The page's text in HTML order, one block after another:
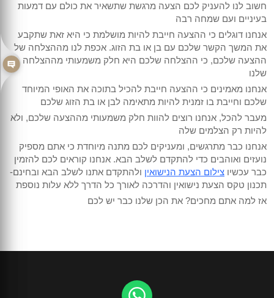
חשוב לנו להעניק לכם הצעה מרגשת שתשאיר את כולם עם דמעות
בעיניים ועם שמחה רבה
אנחנו דוגלים כי ההצעה חייבת להיות מושלמת כי היא זאת שתקבע
את המשך הקשר שלכם עם בן או בת הזוג. אכפת לנו מההצלחה של
ההצעה שלכם, כי ההצלחה שלכם היא חלק משמעותי מההצלחה
שלנו
אנחנו מאמינים כי ההצעה חייבת להכיל בתוכה את האופי המיוחד
שלכם וחייבת בו זמנית להיות מתאימה לבן או בת הזוג שלכם
מעבר להכל, אנחנו רוצים להוות חלק משמעותי מההצעה שלכם, ולא
להיות רק הצלמים שלה
אנחנו כבר מתרגשים, ומעניקים לכם מתנה מיוחדת כי אתם מספיק
נועזים ואוהבים כדי להתקדם לשלב הבא. אנחנו קוראים לכם להזמין
כבר עכשיו צילום הצעת הנישואין ולהתקדם אתנו לשלב הבא ובחינם-
תכנון טקס הצעת נישואין והדרכה לאורך כל הדרך ללא עלות נוספת
אז למה אתם מחכים? את הכן שלנו כבר יש לכם